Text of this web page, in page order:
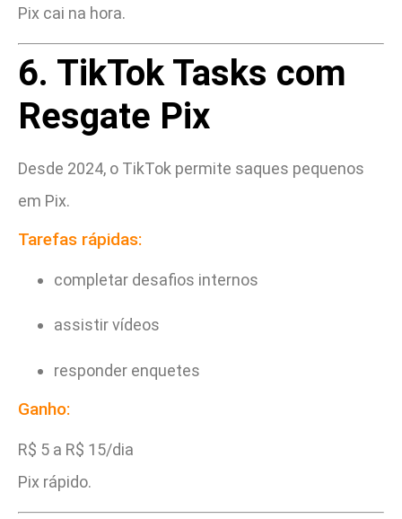
Pix cai na hora.
6. TikTok Tasks com
Resgate Pix
Desde 2024, o TikTok permite saques pequenos
em Pix.
Tarefas rápidas:
completar desafios internos
assistir vídeos
responder enquetes
Ganho:
R$ 5 a R$ 15/dia
Pix rápido.